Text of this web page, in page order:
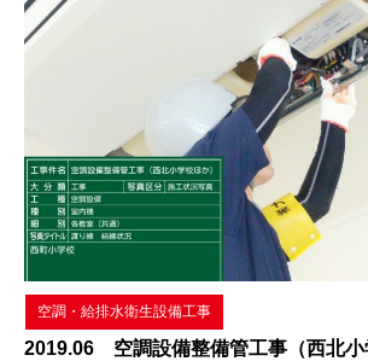
空調・給排水衛生設備工事
2019.06 空調設備整備管工事（西北小